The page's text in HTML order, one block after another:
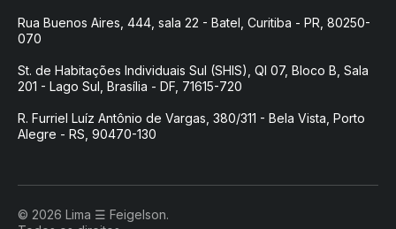
Rua Buenos Aires, 444, sala 22 - Batel, Curitiba - PR, 80250-
070
St. de Habitações Individuais Sul (SHIS), QI 07, Bloco B, Sala
201 - Lago Sul, Brasília - DF, 71615-720
R. Furriel Luíz Antônio de Vargas, 380/311 - Bela Vista, Porto
Alegre - RS, 90470-130
© 2026 Lima ☰ Feigelson.